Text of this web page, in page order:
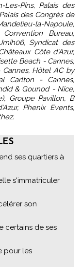
Les-Pins, Palais des
des Congrès de
la-Napoule,
Bureau,
Syndicat des
Côte d'Azur,
Beach - Cannes,
Hôtel AC by
Carlton - Cannes,
& Gounod - Nice,
Groupe Pavillon, B
Phenix Events,
ses quartiers à
s'immatriculer
son
certains de ses
pour les